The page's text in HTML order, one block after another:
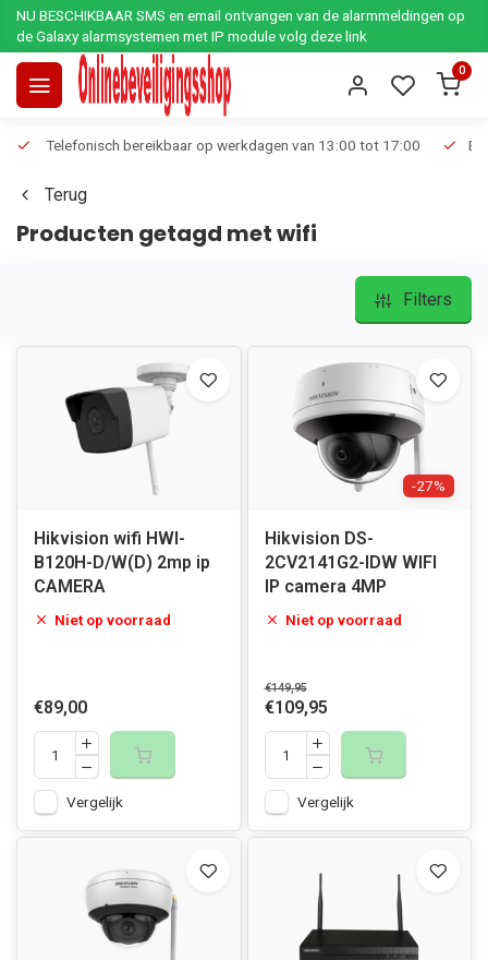
NU BESCHIKBAAR SMS en email ontvangen van de alarmmeldingen op
de Galaxy alarmsystemen met IP module volg deze link
0
Telefonisch bereikbaar op werkdagen van 13:00 tot 17:00
Terug
Producten getagd met wifi
Filters
Hikvision wifi HWI-
B120H-D/W(D) 2mp ip
CAMERA
Niet op voorraad
€89,00
Vergelijk
-27%
Hikvision DS-
2CV2141G2-IDW WIFI
IP camera 4MP
Niet op voorraad
€149,95
€109,95
Vergelijk